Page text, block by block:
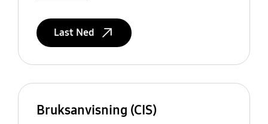
Last Ned
Bruksanvisning (CIS)